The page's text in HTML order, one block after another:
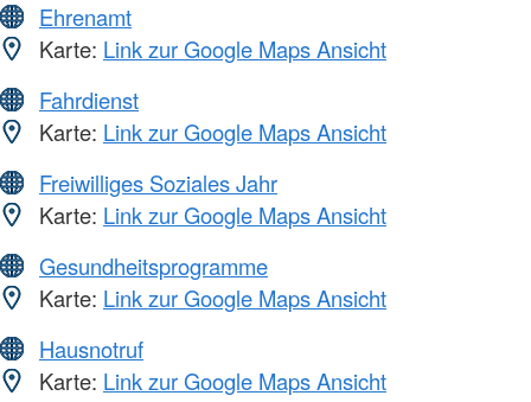
Ehrenamt
Karte: Link zur Google Maps Ansicht
Fahrdienst
Karte: Link zur Google Maps Ansicht
Freiwilliges Soziales Jahr
Karte: Link zur Google Maps Ansicht
Gesundheitsprogramme
Karte: Link zur Google Maps Ansicht
Hausnotruf
Karte: Link zur Google Maps Ansicht